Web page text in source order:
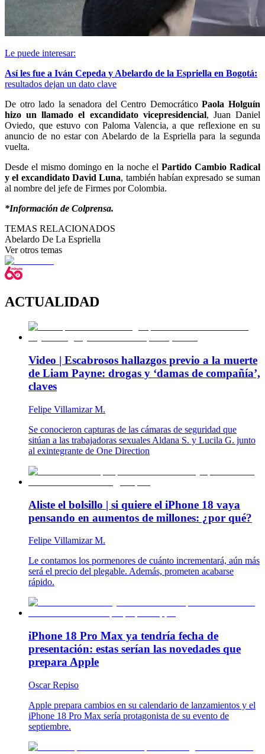
Le puede interesar:
Así les fue a Iván Cepeda y Abelardo de la Espriella en Bogotá:
resultados dejan un dato clave
De otro lado la senadora del Centro DemocráticoPaola Holguín
hizo un llamado el excandidato vicepresidencial, Juan Daniel
Oviedo, que estuvo con Paloma Valencia, a que reflexione en su
anuncio de no estar con Abelardo de la Espriella para la segunda
vuelta.
Desde el mismo domingo en la noche el Partido Cambio Radical
y el excandidato David Luna, también habían expresado se suman
al nombre del jefe de Firmes por Colombia.
*Información de Colprensa.
TEMAS RELACIONADOS
Abelardo De La Espriella
Ver otros temas
ACTUALIDAD
Video | Escabrosos hallazgos previo a la muerte
de Liam Payne: drogas y ‘damas de compañía’,
claves
Felipe Villamizar M.
Se conocieron capturas de las cámaras de seguridad que
sitúan a las trabajadoras sexuales Aldana S. y Lucila G. junto
al exintegrante de One Direction
Aliste el bolsillo | si quiere el iPhone 18 vaya
pensando en aumentos de millones: ¿por qué?
Felipe Villamizar M.
Le contamos los pormenores de cuánto incrementará, aún más
será el precio del plegable. Además, prometen acabarse
rápido.
iPhone 18 Pro Max ya tendría fecha de
presentación: estas serían las novedades que
prepara Apple
Oscar Repiso
Apple prepara cambios en su calendario de lanzamientos y el
iPhone 18 Pro Max sería protagonista de su evento de
septiembre.